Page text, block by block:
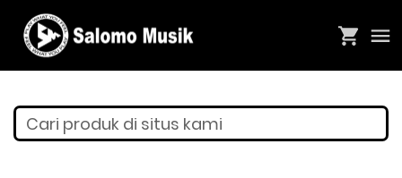
Cari produk di situs kami